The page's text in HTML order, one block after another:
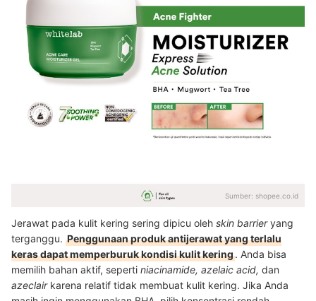
Sumber: shopee.co.id
Jerawat pada kulit kering sering dipicu oleh skin barrieryang
terganggu. Penggunaan produk antijerawat yang terlalu
keras dapat memperburuk kondisi kulit kering. Anda bisa
memilih bahan aktif, seperti niacinamide, azelaic acid, dan
azeclairkarena relatif tidak membuat kulit kering. Jika Anda